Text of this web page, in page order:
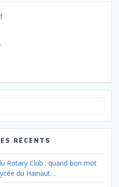
:
RÉCENTS
Rotary Club : quand bon mot
du Hainaut…